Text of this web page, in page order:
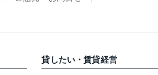
貸したい・賃貸経営